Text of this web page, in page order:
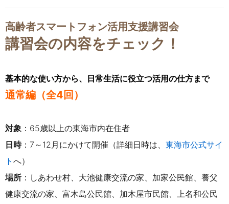
高齢者スマートフォン活用支援講習会
講習会の内容をチェック！
基本的な使い方から、日常生活に役立つ活用の仕方まで
通常編（全4回）
対象 ：65歳以上の東海市内在住者
日時：7～12月にかけて開催（詳細日時は、 東海市公式サイ
ト へ）
場所 ：しあわせ村、大池健康交流の家、加家公民館、 養父
健康交流の家、 富木島公民館、 加木屋市民館、
上名和公民